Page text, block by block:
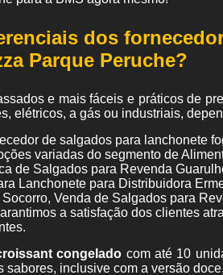
dos
Parque Peruche?
e mais fáceis e práticos de
elétricos, a gás ou industriais,
de salgados para lanchonete
variadas do segmento de
de Salgados para Revenda
Lanchonete para Distribuidora
Venda de Salgados para
a satisfação dos clientes
congelado com até 10
sabores, inclusive com a versão